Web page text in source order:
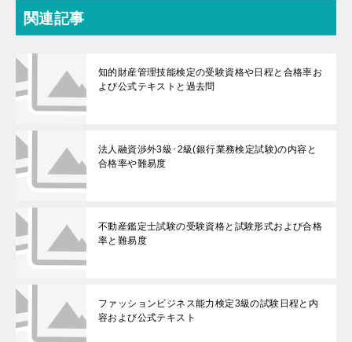
関連記事
知的財産管理技能検定の受験資格や日程と合格率お
よび公式テキストと過去問
法人融資渉外3級･2級(銀行業務検定試験)の内容と
合格率や難易度
不動産鑑定士試験の受験資格と試験形式および合格
率と難易度
ファッションビジネス能力検定3級の試験日程と内
容および公式テキスト